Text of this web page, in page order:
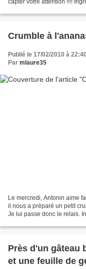
capter votre attention !!!!
Crumble à
Publié le 17/02/2010 à
Par mlaure35
Le mercredi, Antonin aime
il nous a préparé un petit
Je lui passe donc le relais.
Près d'un gâteau
et une feuille de